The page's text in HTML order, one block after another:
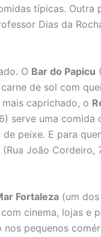
típicas. Outra
Dias da
O Bar do Papicu
de sol com
caprichado, o
serve uma comida
peixe. E para
(Rua João Cordeiro,
Fortaleza (um
cinema, lojas e
pequenos